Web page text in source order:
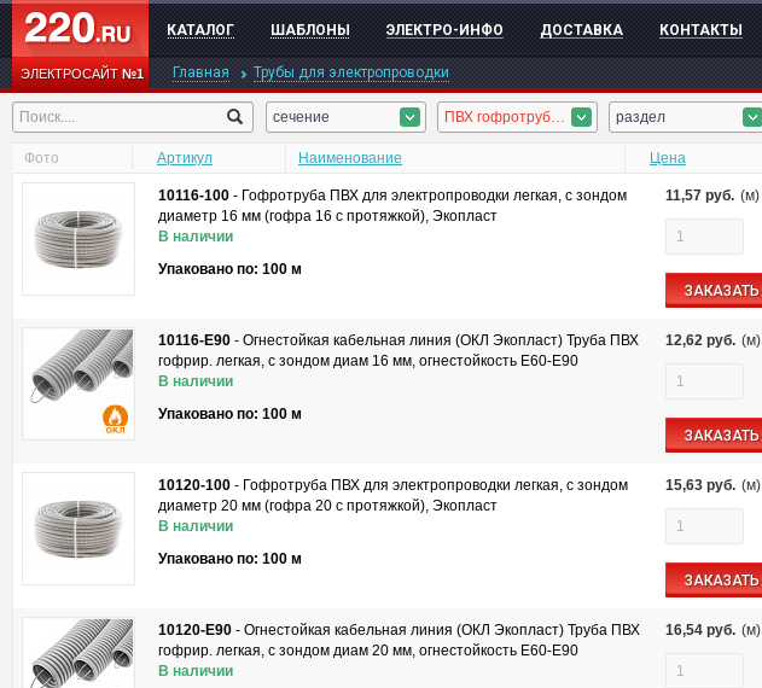
ЭЛЕКТРОСАЙТ№1
КАТАЛОГ ШАБЛОНЫ ЭЛЕКТРО-ИНФО ДОСТАВКА КОНТАКТЫ
Главная Трубы для электропроводки
сечение ПВХ гофротруба, ПНД гофротруба, безгалоген. гофротруба, ПП гофротруба, ПА гофротруба раздел
Фото Артикул Наименование Цена
10116-100 - Гофротруба ПВХ для электропроводки легкая, с зондом
диаметр 16 мм (гофра 16 с протяжкой), Экопласт
В наличии
Упаковано по: 100 м
11,57 руб. (м)
ЗАКАЗАТЬ
10116-E90 - Огнестойкая кабельная линия (ОКЛ Экопласт) Труба ПВХ
гофрир. легкая, с зондом диам 16 мм, огнестойкость E60-E90
В наличии
Упаковано по: 100 м
12,62 руб. (м)
ЗАКАЗАТЬ
10120-100 - Гофротруба ПВХ для электропроводки легкая, с зондом
диаметр 20 мм (гофра 20 с протяжкой), Экопласт
В наличии
Упаковано по: 100 м
15,63 руб. (м)
ЗАКАЗАТЬ
10120-E90 - Огнестойкая кабельная линия (ОКЛ Экопласт) Труба ПВХ
гофрир. легкая, с зондом диам 20 мм, огнестойкость E60-E90
В наличии
16,54 руб. (м)